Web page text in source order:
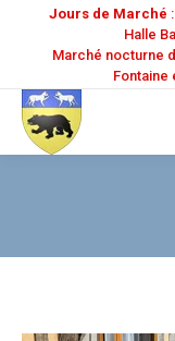
Jours de Marché
Halle
Marché nocturne
Fontaine